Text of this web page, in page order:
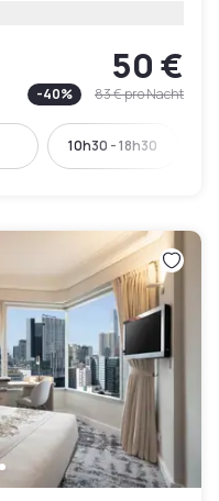
50 €
-40% 83 €pro Nacht
10h30 - 18h30